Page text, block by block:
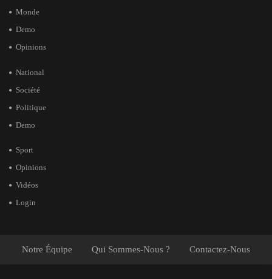
Monde
Demo
Opinions
National
Société
Politique
Demo
Sport
Opinions
Vidéos
Login
Notre Équipe Qui Sommes-Nous ? Contactez-Nous